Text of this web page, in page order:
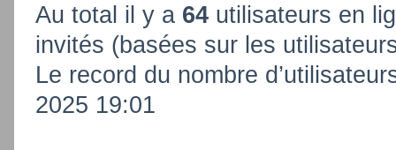
Au total il y a 64 utilisateurs en
invités (basées sur les
Le record du nombre
2025 19:01